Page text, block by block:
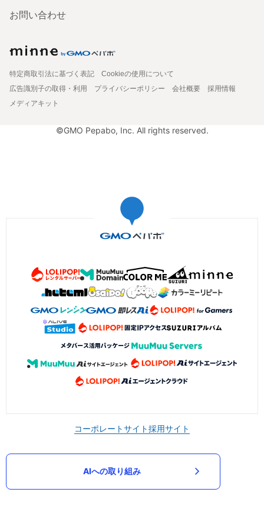
お問い合わせ
特定商取引法に基づく表記
Cookieの使用について
広告識別子の取得・利用
プライバシーポリシー 会社概要
採用情報
メディアキット
©GMO Pepabo, Inc. All rights reserved.
コーポレートサイト採用サイト
AIへの取り組み